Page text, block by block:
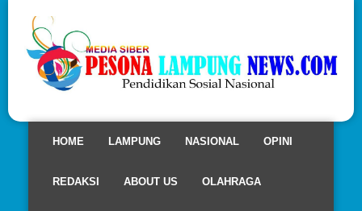
HOME LAMPUNG NASIONAL OPINI
REDAKSI ABOUT US OLAHRAGA